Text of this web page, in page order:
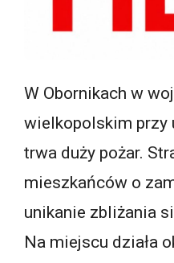
W Obornikach w
wielkopolskim przy
trwa duży pożar.
mieszkańców o
unikanie zbliżania
Na miejscu działa